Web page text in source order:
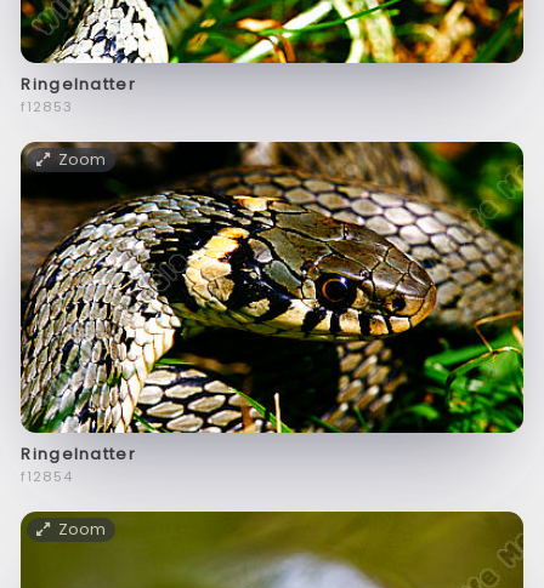
Ringelnatter
f12853
Zoom
Ringelnatter
f12854
Zoom